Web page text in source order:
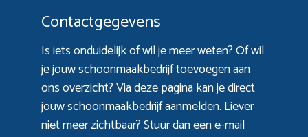
Contactgegevens
Is iets onduidelijk of wil je meer weten? Of wil
je jouw schoonmaakbedrijf toevoegen aan
ons overzicht? Viadeze paginakan je direct
jouw schoonmaakbedrijf aanmelden. Liever
niet meer zichtbaar? Stuur dan een e-mail